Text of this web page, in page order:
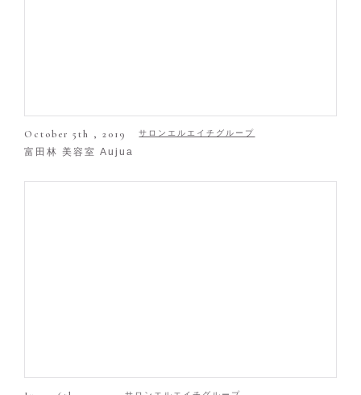
October 5th , 2019 サロンエルエイチグループ
富田林 美容室 Aujua